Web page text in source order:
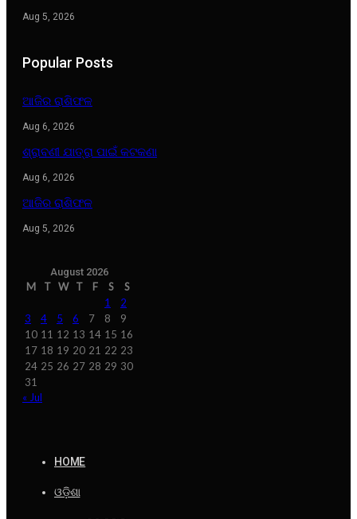
Aug 5, 2026
Popular Posts
ଆଜିର ରାଶିଫଳ
Aug 6, 2026
ଶ୍ରାବଣୀ ଯାତ୍ରା ପାଇଁ କଟକଣା
Aug 6, 2026
ଆଜିର ରାଶିଫଳ
Aug 5, 2026
August 2026
M T W T F S
S
1
2
3
4 5 6 7 8
9
10 11 12 13 14 15 16
17 18 19 20 21 22 23
24 25 26 27 28 29 30
31
« Jul
HOME
ଓଡ଼ିଶା